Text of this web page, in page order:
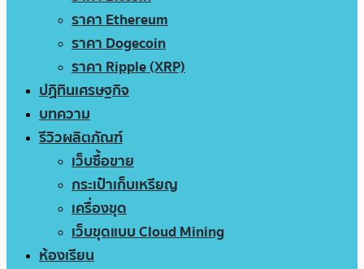
ราคา Ethereum
ราคา Dogecoin
ราคา Ripple (XRP)
ปฏิทินเศรษฐกิจ
บทความ
รีวิวผลิตภัณฑ์
เว็บซื้อขาย
กระเป๋าเก็บเหรียญ
เครื่องขุด
เว็บขุดแบบ Cloud Mining
ห้องเรียน